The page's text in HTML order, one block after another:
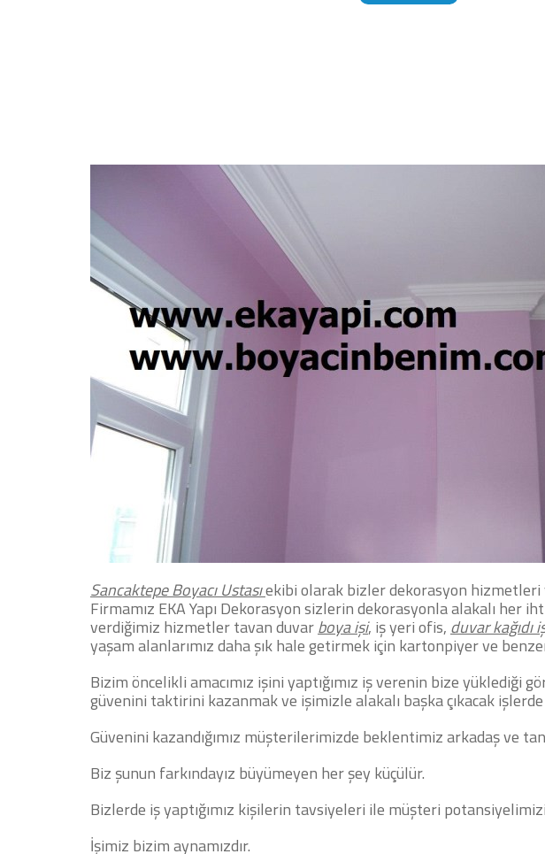
Sancaktepe Boyacı Ustasıekibi olarak bizler dekorasyon hizmetleri
Firmamız EKA Yapı Dekorasyon sizlerin dekorasyonla alakalı her
verdiğimiz hizmetler tavan duvarboya işi, iş yeri ofis, duvar kağıdı
yaşam alanlarımız daha şık hale getirmek için kartonpiyer ve
Bizim öncelikli amacımız işini yaptığımız iş verenin bize yüklediği
güvenini taktirini kazanmak ve işimizle alakalı başka çıkacak
Güvenini kazandığımız müşterilerimizde beklentimiz arkadaş ve
Biz şunun farkındayız büyümeyen her şey küçülür.
Bizlerde iş yaptığımız kişilerin tavsiyeleri ile müşteri
İşimiz bizim aynamızdır.